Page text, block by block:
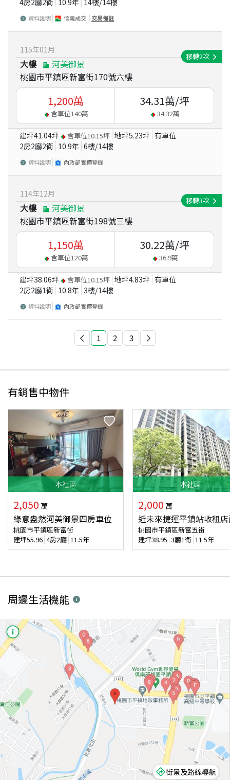
4房2廳2衛 10.9年 14樓/14樓
資料說明 信義成交 交易備註
115年01月
大樓
河美御景
桃園市平鎮區新富街170號六樓
移轉2次
1,200萬
含車位140萬
34.31萬/坪
34.32萬
建坪41.04坪 含車位10.15坪 地坪5.23坪 有車位
2房2廳2衛 10.9年 6樓/14樓
資料說明 內政部實價登錄
114年12月
大樓
河美御景
桃園市平鎮區新富街198號三樓
移轉3次
1,150萬
含車位120萬
30.22萬/坪
36.9萬
建坪38.06坪 含車位10.15坪 地坪4.83坪 有車位
2房2廳1衛 10.8年 3樓/14樓
資料說明 內政部實價登錄
1 2 3
有銷售中物件
本社區
2,050 萬
綠意盎然河美御景四房車位
桃園市平鎮區新富街
建坪55.96 4房2廳 11.5年
本社區
2,000 萬
近未來捷運平鎮站收租
桃園市平鎮區新富五街
建坪38.95 3廳1衛 11.5年
周邊生活機能
街景及路線導航